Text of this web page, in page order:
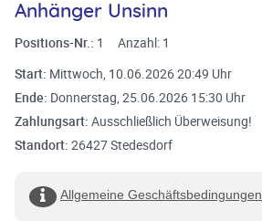
Anhänger Unsinn
Positions-Nr.: 1 Anzahl: 1
Start: Mittwoch, 10.06.2026 20:49 Uhr
Ende: Donnerstag, 25.06.2026 15:30 Uhr
Zahlungsart: Ausschließlich Überweisung!
Standort: 26427 Stedesdorf
Allgemeine Geschäftsbedingungen